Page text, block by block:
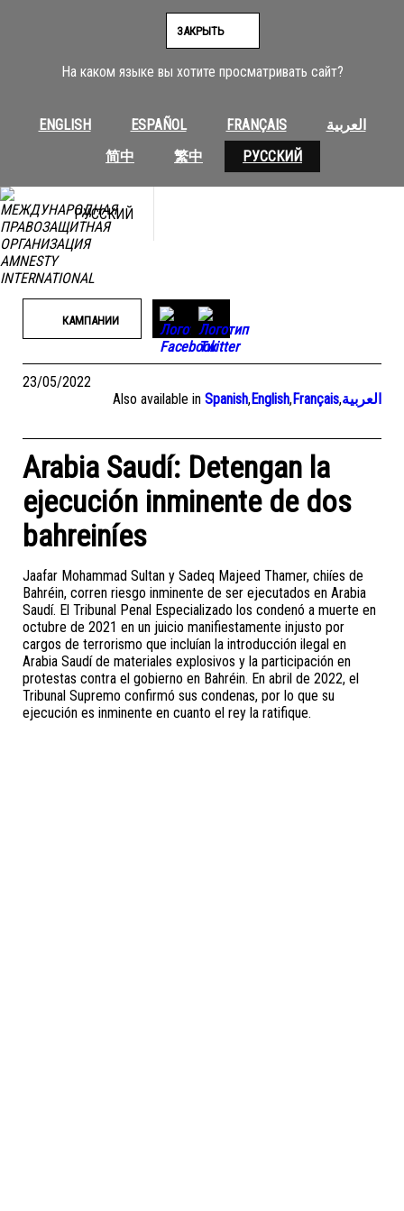
На каком языке вы хотите просматривать сайт?
ENGLISH ESPAÑOL FRANÇAIS
العربية
简中
繁中 РУССКИЙ
ЗАКРЫТЬ
РУССКИЙ
КАМПАНИИ
23/05/2022
Also available in Spanish,English,Français,العربية
Arabia Saudí: Detengan la
ejecución inminente de dos
bahreiníes
Jaafar Mohammad Sultan y Sadeq Majeed Thamer, chiíes de
Bahréin, corren riesgo inminente de ser ejecutados en Arabia
Saudí. El Tribunal Penal Especializado los condenó a muerte en
octubre de 2021 en un juicio manifiestamente injusto por
cargos de terrorismo que incluían la introducción ilegal en
Arabia Saudí de materiales explosivos y la participación en
protestas contra el gobierno en Bahréin. En abril de 2022, el
Tribunal Supremo confirmó sus condenas, por lo que su
ejecución es inminente en cuanto el rey la ratifique.